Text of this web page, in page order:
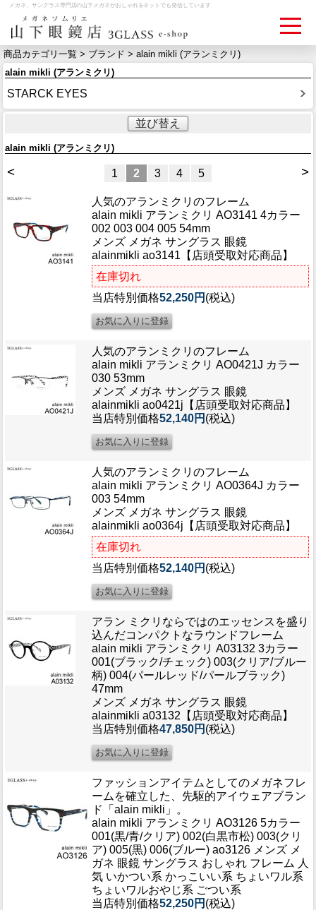
メガネ、サングラス専門店の山下メガネがおしゃれをネットでも発信しています
ログイン お買いものカゴ
メディア情報
アクセス
ACCESS
おすすめアイテム
ITEM
ブログ
会社概要
COMPANY
インフォメーション
INFORMATION
商品カテゴリ一覧 > ブランド > alain mikli (アランミクリ)
alain mikli (アランミクリ)
STARCK EYES
並び替え
alain mikli (アランミクリ)
< >
1 2 3 4 5
人気のアランミクリのフレーム
alain mikli アランミクリ AO3141 4カラー
002 003 004 005 54mm
メンズ メガネ サングラス 眼鏡
alainmikli ao3141【店頭受取対応商品】
在庫切れ
当店特別価格52,250円 (税込)
人気のアランミクリのフレーム
alain mikli アランミクリ AO0421J カラー
030 53mm
メンズ メガネ サングラス 眼鏡
alainmikli ao0421j【店頭受取対応商品】
当店特別価格52,140円 (税込)
人気のアランミクリのフレーム
alain mikli アランミクリ AO0364J カラー
003 54mm
メンズ メガネ サングラス 眼鏡
alainmikli ao0364j【店頭受取対応商品】
在庫切れ
当店特別価格52,140円 (税込)
アラン ミクリならではのエッセンスを盛り
込んだコンパクトなラウンドフレーム
alain mikli アランミクリ A03132 3カラー
001(ブラック/チェック) 003(クリア/ブルー
柄) 004(パールレッド/パールブラック)
47mm
メンズ メガネ サングラス 眼鏡
alainmikli a03132【店頭受取対応商品】
当店特別価格47,850円 (税込)
ファッションアイテムとしてのメガネフレ
ームを確立した、先駆的アイウェアブラン
ド「alain mikli」。
alain mikli アランミクリ AO3126 5カラー
001(黒/青/クリア) 002(白黒市松) 003(クリ
ア) 005(黒) 006(ブルー) ao3126 メンズ メ
ガネ 眼鏡 サングラス おしゃれ フレーム 人
気 いかつい系 かっこいい系 ちょいワル系
ちょいワルおやじ系 ごつい系
当店特別価格52,250円 (税込)